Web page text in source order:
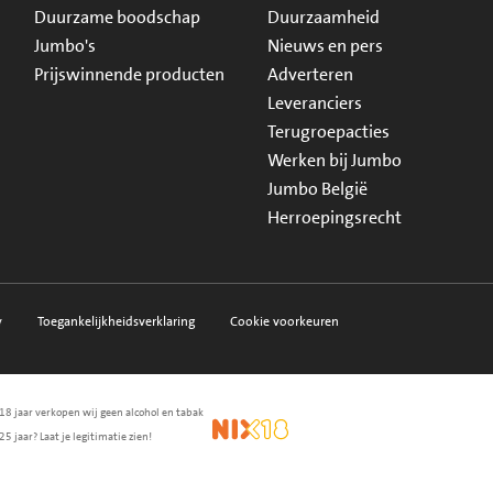
Duurzame boodschap
Jumbo's
Prijswinnende producten
Duurzaamheid
Nieuws en pers
Adverteren
Leveranciers
Terugroepacties
Werken bij Jumbo
Jumbo België
Herroepingsrecht
Toegankelijkheidsverklaring Cookie voorkeuren
jaar verkopen wij geen alcohol en tabak
jaar? Laat je legitimatie zien!
NIX18